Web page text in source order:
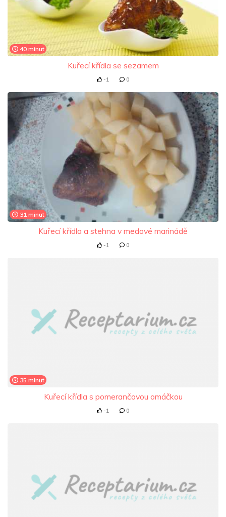
40 minut
Kuřecí křídla se sezamem
-1 0
31 minut
Kuřecí křídla a stehna v medové marinádě
-1 0
35 minut
Kuřecí křídla s pomerančovou omáčkou
-1 0